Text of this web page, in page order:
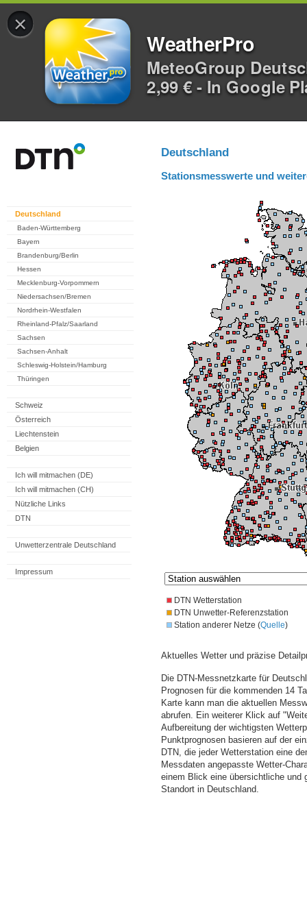
×
WeatherPro
MeteoGroup
2,99 € - In Google
Deutschland
Baden-Württemberg
Bayern
Brandenburg/Berlin
Hessen
Mecklenburg-Vorpommern
Niedersachsen/Bremen
Nordrhein-Westfalen
Rheinland-Pfalz/Saarland
Sachsen
Sachsen-Anhalt
Schleswig-Holstein/Hamburg
Thüringen
Schweiz
Österreich
Liechtenstein
Belgien
Ich will mitmachen (DE)
Ich will mitmachen (CH)
Nützliche Links
DTN
Unwetterzentrale Deutschland
Impressum
Deutschland
Stationsmesswerte und
DTN Wetterstation
DTN Unwetter-Referenzstation
Station anderer Netze (Quelle)
Aktuelles Wetter und präzise
Die DTN-Messnetzkarte für
Prognosen für die kommenden 14
Karte kann man die aktuellen
abrufen. Ein weiterer Klick auf
Aufbereitung der wichtigsten
Punktprognosen basieren auf der
DTN, die jeder Wetterstation eine
Messdaten angepasste Wetter-
einem Blick eine übersichtliche und
Standort in Deutschland.